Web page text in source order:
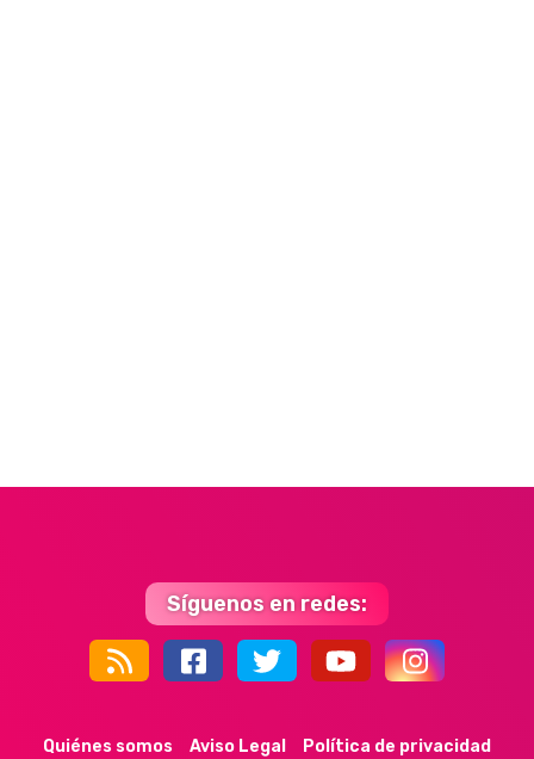
Síguenos en redes:
Quiénes somos Aviso Legal
Política de privacidad